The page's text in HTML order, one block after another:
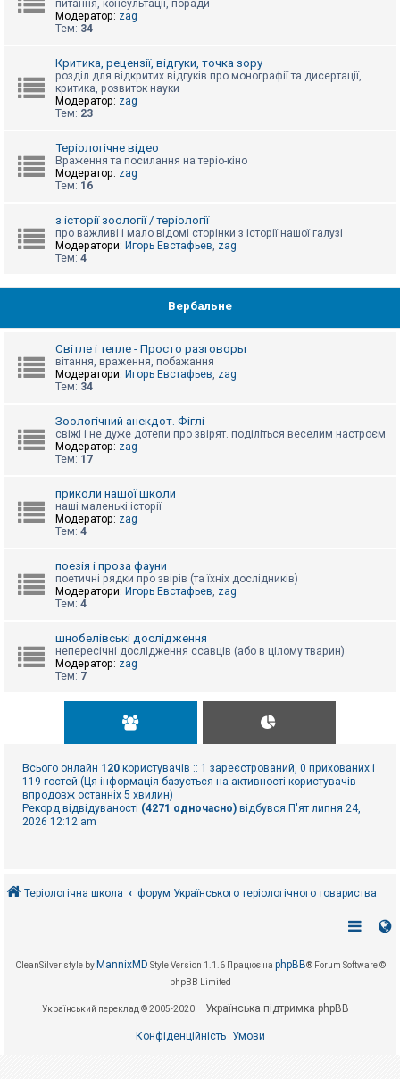
г
питання, консультації, поради
Модератор: zag
Тем: 34
Критика, рецензії, відгуки, точка зору
розділ для відкритих відгуків про монографії та дисертації,
критика, розвиток науки
Модератор: zag
Тем: 23
Теріологічне відео
Враження та посилання на теріо-кіно
Модератор: zag
Тем: 16
з історії зоології / теріології
про важливі і мало відомі сторінки з історії нашої галузі
Модератори: Игорь Евстафьев, zag
Тем: 4
Вербальне
Світле і тепле - Просто разговоры
вітання, враження, побажання
Модератори: Игорь Евстафьев, zag
Тем: 34
Зоологічний анекдот. Фіглі
свіжі і не дуже дотепи про звірят. поділіться веселим настроєм
Модератор: zag
Тем: 17
приколи нашої школи
наші маленькі історії
Модератор: zag
Тем: 4
поезія і проза фауни
поетичні рядки про звірів (та їхніх дослідників)
Модератори: Игорь Евстафьев, zag
Тем: 4
шнобелівські дослідження
непересічні дослідження ссавців (або в цілому тварин)
Модератор: zag
Тем: 7
Всього онлайн 120 користувачів :: 1 зареєстрований, 0 прихованих і
119 гостей (Ця інформація базується на активності користувачів
впродовж останніх 5 хвилин)
Рекорд відвідуваності (4271 одночасно) відбувся П'ят липня 24,
2026 12:12 am
Теріологічна школа форум Українського теріологічного товариства
CleanSilver style by MannixMD Style Version 1.1.6 Працює на phpBB® Forum Software ©
phpBB Limited
Український переклад © 2005-2020 Українська підтримка phpBB
Конфіденційність| Умови